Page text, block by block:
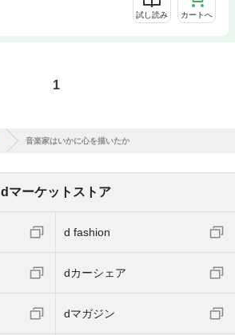
試し読み カートへ
1
音楽家はいかに心を描いたか
dマーケットストア
d fashion
dカーシェア
dマガジン